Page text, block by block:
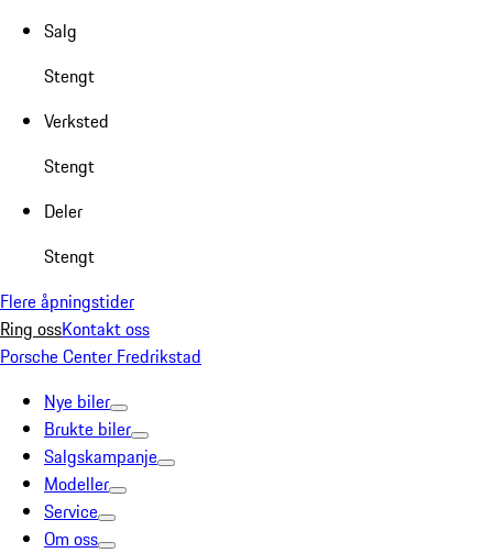
Salg
Stengt
Verksted
Stengt
Deler
Stengt
Flere åpningstider
Ring ossKontakt oss
Porsche Center Fredrikstad
Nye biler
Brukte biler
Salgskampanje
Modeller
Service
Om oss